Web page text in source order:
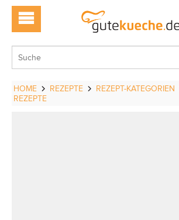
HOME REZEPTE REZEPT-KATEGORIEN
REZEPTE